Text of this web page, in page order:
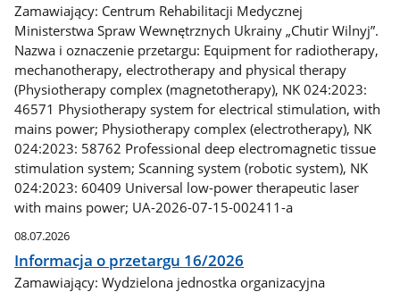
Zamawiający: Centrum Rehabilitacji Medycznej
Ministerstwa Spraw Wewnętrznych Ukrainy „Chutir Wilnyj”.
Nazwa i oznaczenie przetargu: Equipment for radiotherapy,
mechanotherapy, electrotherapy and physical therapy
(Physiotherapy complex (magnetotherapy), NK 024:2023:
46571 Physiotherapy system for electrical stimulation, with
mains power; Physiotherapy complex (electrotherapy), NK
024:2023: 58762 Professional deep electromagnetic tissue
stimulation system; Scanning system (robotic system), NK
024:2023: 60409 Universal low-power therapeutic laser
with mains power; UA-2026-07-15-002411-a
08.07.2026
Informacja o przetargu 16/2026
Zamawiający: Wydzielona jednostka organizacyjna